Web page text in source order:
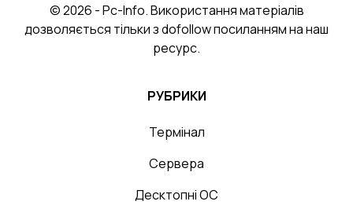
© 2026 - Pc-Info. Використання матеріалів
дозволяється тільки з dofollow посиланням на наш
ресурс.
РУБРИКИ
Термінал
Сервера
Десктопні ОС